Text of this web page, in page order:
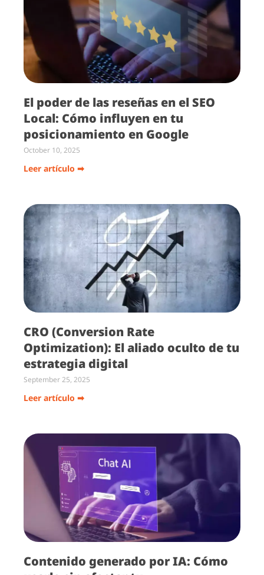
El poder de las reseñas en el SEO
Local: Cómo influyen en tu
posicionamiento en Google
October 10, 2025
Leer artículo ➡
CRO (Conversion Rate
Optimization): El aliado oculto de tu
estrategia digital
September 25, 2025
Leer artículo ➡
Contenido generado por IA: Cómo